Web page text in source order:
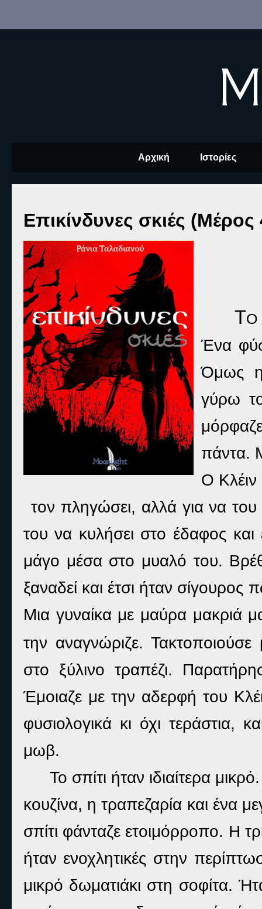
Αρχική Ιστορίες
Επικίνδυνες σκιές
ΤΟ
Ένα
Όμως η
γύρω
πάντα.
Ο Κλέιν
τον πληγώσει, αλλά για να
του να κυλήσει στο έδαφος
μάγο μέσα στο μυαλό του.
ξαναδεί και έτσι ήταν
Μια γυναίκα με μαύρα μακριά
την αναγνώριζε.
στο ξύλινο τραπέζι.
Έμοιαζε με την αδερφή του
φυσιολογικά κι όχι
μωβ.
Το σπίτι ήταν ιδιαίτερα
κουζίνα, η τραπεζαρία και
σπίτι φάνταζε ετοιμόρροπο. Η
ήταν ενοχλητικές στην
μικρό δωματιάκι στη σοφίτα.